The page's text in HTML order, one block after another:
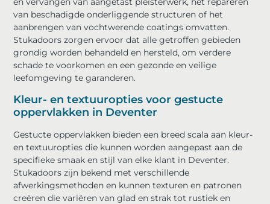
van beschadigde onderliggende structuren of het
aanbrengen van vochtwerende coatings omvatten.
Stukadoors zorgen ervoor dat alle getroffen gebieden
grondig worden behandeld en hersteld, om verdere
schade te voorkomen en een gezonde en veilige
leefomgeving te garanderen.
Kleur- en textuuropties voor gestucte
oppervlakken in Deventer
Gestucte oppervlakken bieden een breed scala aan kleur-
en textuuropties die kunnen worden aangepast aan de
specifieke smaak en stijl van elke klant in Deventer.
Stukadoors zijn bekend met verschillende
afwerkingsmethoden en kunnen texturen en patronen
creëren die variëren van glad en strak tot rustiek en